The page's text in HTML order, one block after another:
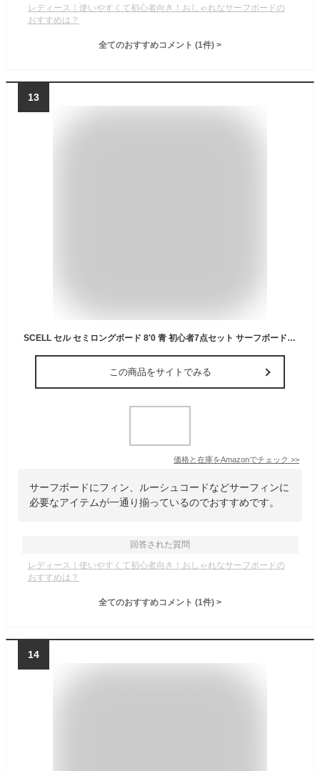
レディース｜使いやすくて初心者向き！おしゃれなサーフボードの
おすすめは？
全てのおすすめコメント (1件) >
13
SCELL セル セミロングボード 8'0 青 初心者7点セット サーフボード サーフィン SET ステップアップモデル
この商品をサイトでみる
価格と在庫をAmazonでチェック >>
サーフボードにフィン、ルーシュコードなどサーフィンに
必要なアイテムが一通り揃っているのでおすすめです。
回答された質問
レディース｜使いやすくて初心者向き！おしゃれなサーフボードの
おすすめは？
全てのおすすめコメント (1件) >
14